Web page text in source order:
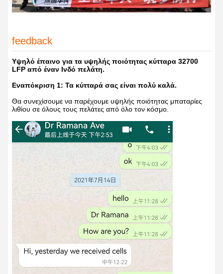
feedback
Υψηλό έπαινο για τα υψηλής ποιότητας κύτταρα 32700
LFP από έναν Ινδό πελάτη.
Εναπόκριση 1: Τα κύτταρά σας είναι πολύ καλά.
Θα συνεχίσουμε να παρέχουμε υψηλής ποιότητας μπαταρίες
λιθίου σε όλους τους πελάτες από όλο τον κόσμο.